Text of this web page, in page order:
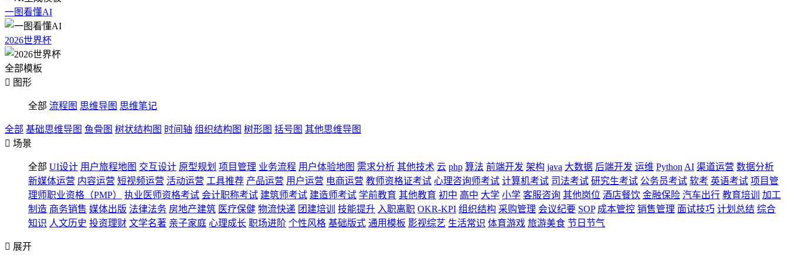
一图看懂AI
2026世界杯
全部模板
 图形
全部 流程图 思维导图 思维笔记
全部 基础思维导图 鱼骨图 树状结构图 时间轴 组织结构图 树形图 括号图 其他思维导图
 场景
全部 UI设计 用户旅程地图 交互设计 原型规划 项目管理 业务流程 用户体验地图 需求分析 其他技术 云 php 算法 前端开发 架构 java 大数据 后端开发 运维 Python AI 渠道运营 数据分析
新媒体运营 内容运营 短视频运营 活动运营 工具推荐 产品运营 用户运营 电商运营 教师资格证考试 心理咨询师考试 计算机考试 司法考试 研究生考试 公务员考试 软考 英语考试 项目管
理师职业资格（PMP）
执业医师资格考试 会计职称考试 建筑师考试 建造师考试 学前教育 其他教育 初中 高中 大学 小学 客服咨询 其他岗位 酒店餐饮 金融保险 汽车出行 教育培训
加工
制造 商务销售 媒体出版 法律法务 房地产建筑 医疗保健 物流快递 团建培训 技能提升 入职离职 OKR-KPI 组织结构 采购管理 会议纪要 SOP 成本管控 销售管理 面试技巧 计划总结 综合
知识 人文历史 投资理财 文学名著 亲子家庭 心理成长 职场进阶 个性风格 基础版式 通用模板 影视综艺 生活常识 体育游戏 旅游美食 节日节气
 展开